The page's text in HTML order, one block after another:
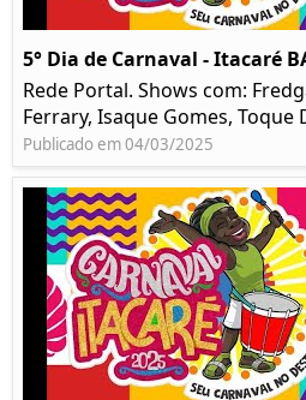
5° Dia de Carnaval - Itacaré
Rede Portal. Shows com:
Ferrary, Isaque Gomes, Toque
Publicado em 04/03/2025